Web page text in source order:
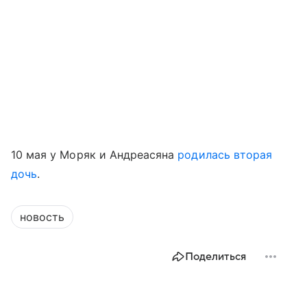
10 мая у Моряк и Андреасяна родилась вторая
дочь.
новость
Поделиться